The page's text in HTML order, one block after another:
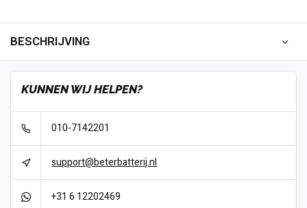
BESCHRIJVING
KUNNEN WIJ HELPEN?
010-7142201
support@beterbatterij.nl
+31 6 12202469